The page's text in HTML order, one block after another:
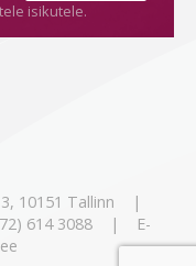
isikutele.
10151 Tallinn |
614 3088 | E-